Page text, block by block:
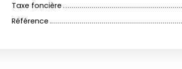
Taxe foncière
Référence